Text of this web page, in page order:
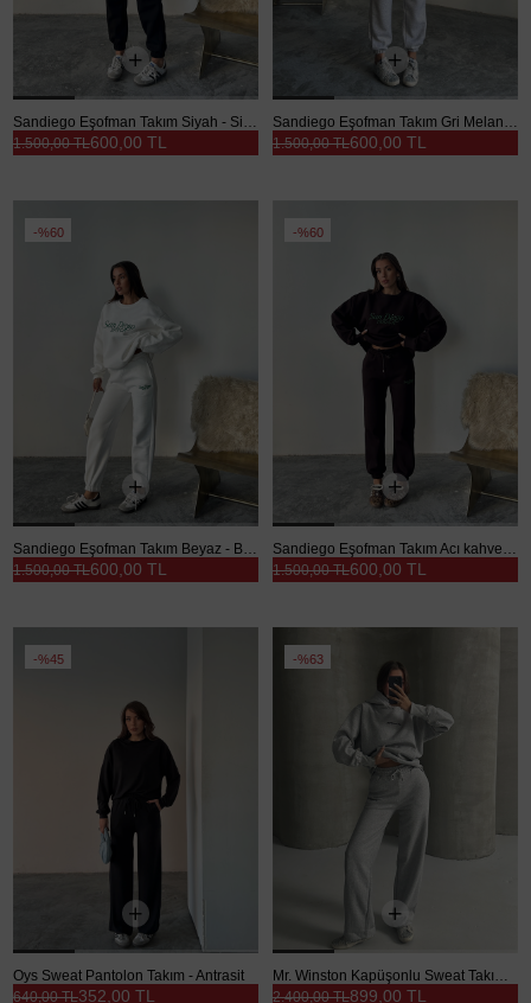
600,00 TL
1.500,00 TL 600,00 TL
1.500,00 TL
%60
600,00 TL
1.500,00 TL
%60
600,00 TL
1.500,00 TL
%45
Oys Sweat Pantolon Takım - Antrasit
352,00 TL
640,00 TL
%63
Mr. Winston Kapüşonlu Sweat Takım Gri Melanj - Gri
899,00 TL
2.400,00 TL